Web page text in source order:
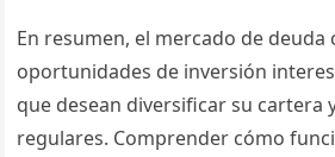
En resumen, el mercado de
oportunidades de inversión
que desean diversificar su cartera
regulares. Comprender cómo